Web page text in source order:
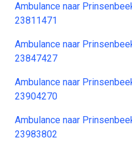
Ambulance naar
23811471
Ambulance naar
23847427
Ambulance naar
23904270
Ambulance naar
23983802